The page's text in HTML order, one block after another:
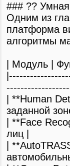
### ??
Одним из
платформа
алгоритмы
| Модуль |
| **Human
заданной
| **Face
лиц |
|